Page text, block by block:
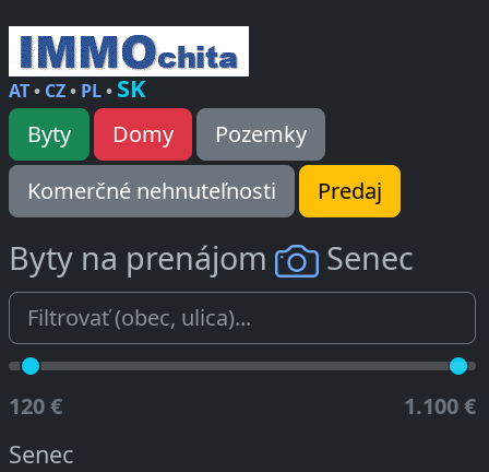
AT• CZ• PL• SK
Byty Domy
Pozemky
Komerčné nehnuteľnosti
Predaj
Byty na prenájom Senec
120 € 1.100 €
Senec